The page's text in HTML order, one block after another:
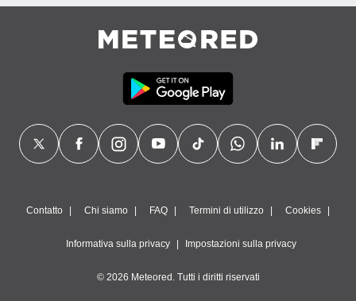
Contatto Chi siamo FAQ Termini di utilizzo Cookies
Informativa sulla privacy Impostazioni sulla privacy
© 2026 Meteored. Tutti i diritti riservati